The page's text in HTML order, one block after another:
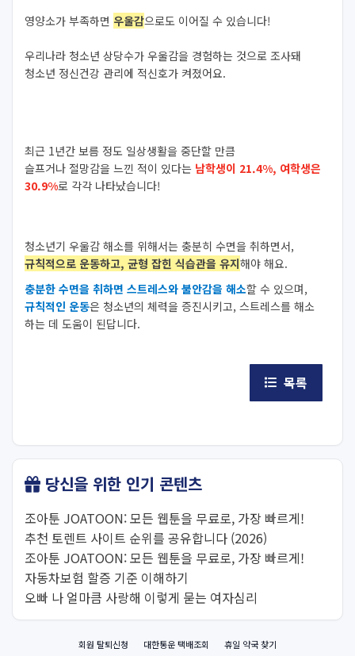
영양소가 부족하면 우울감으로도 이어질 수 있습니다!
우리나라 청소년 상당수가 우울감을 경험하는 것으로 조사돼
청소년 정신건강 관리에 적신호가 켜졌어요.
최근 1년간 보름 정도 일상생활을 중단할 만큼
슬프거나 절망감을 느낀 적이 있다는 남학생이 21.4%, 여학생은
30.9%로 각각 나타났습니다!
청소년기 우울감 해소를 위해서는 충분히 수면을 취하면서,
규칙적으로 운동하고, 균형 잡힌 식습관을 유지해야 해요.
충분한 수면을 취하면 스트레스와 불안감을 해소할 수 있으며,
규칙적인 운동은 청소년의 체력을 증진시키고, 스트레스를 해소
하는 데 도움이 된답니다.
목록
당신을 위한 인기 콘텐츠
조아툰 JOATOON: 모든 웹툰을 무료로, 가장 빠르게!
추천 토렌트 사이트 순위를 공유합니다 (2026)
조아툰 JOATOON: 모든 웹툰을 무료로, 가장 빠르게!
자동차보험 할증 기준 이해하기
오빠 나 얼마큼 사랑해 이렇게 묻는 여자심리
회원 탈퇴신청 대한통운 택배조회 휴일 약국 찾기